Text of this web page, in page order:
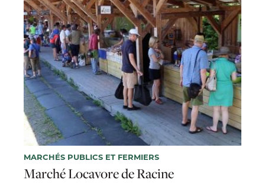
MARCHÉS PUBLICS ET FERMIERS
Marché Locavore de Racine